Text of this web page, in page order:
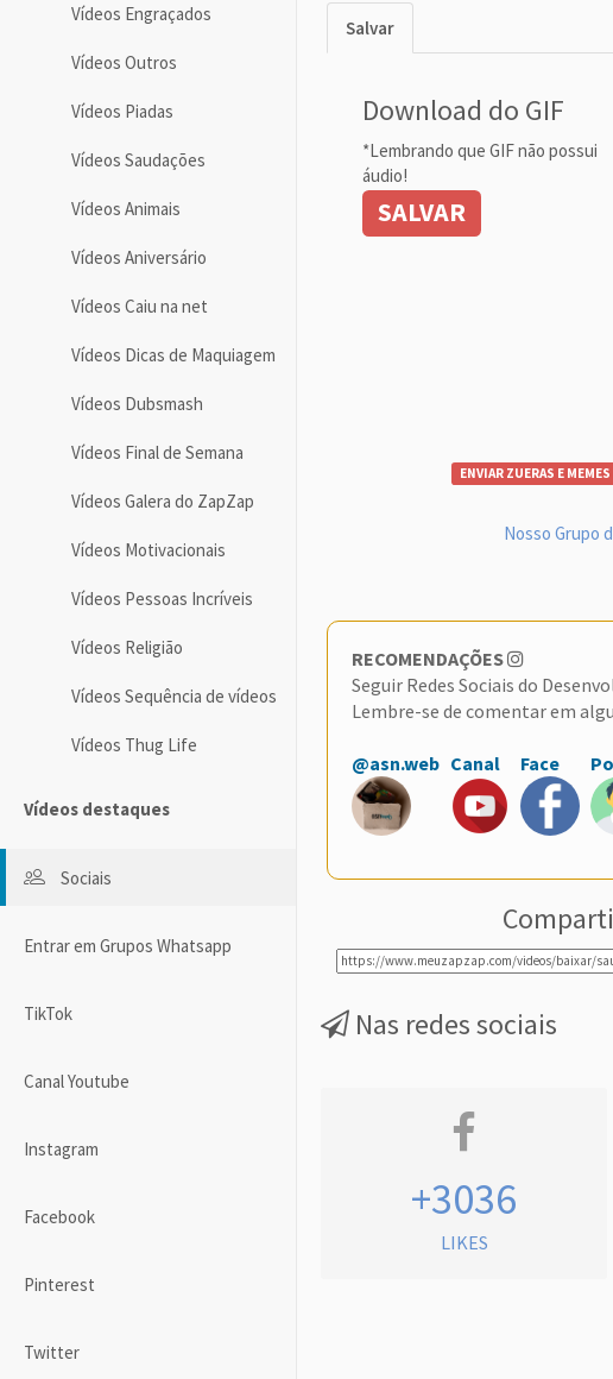
Vídeos Engraçados
Vídeos Outros
Vídeos Piadas
Vídeos Saudações
Vídeos Animais
Vídeos Aniversário
Vídeos Caiu na net
Vídeos Dicas de Maquiagem
Vídeos Dubsmash
Vídeos Final de Semana
Vídeos Galera do ZapZap
Vídeos Motivacionais
Vídeos Pessoas Incríveis
Vídeos Religião
Vídeos Sequência de vídeos
Vídeos Thug Life
Vídeos destaques
Sociais
Entrar em Grupos Whatsapp
TikTok
Canal Youtube
Instagram
Facebook
Pinterest
Twitter
Salvar
Download do GIF
*Lembrando que GIF não possui
áudio!
SALVAR
ENVIAR ZUERAS E MEMES
Nosso Grupo
RECOMENDAÇÕES
Seguir Redes Sociais do
Lembre-se de comentar em
@asn.web Canal Face
Nas redes sociais
+3036
LIKES